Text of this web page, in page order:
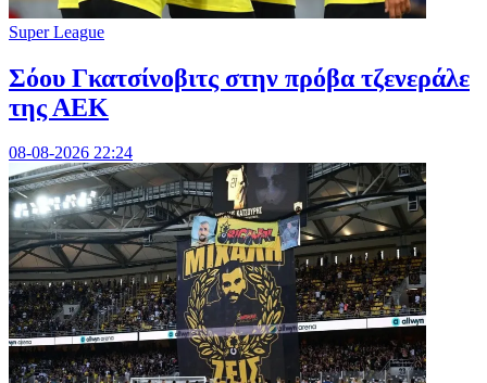
Super League
Σόου Γκατσίνοβιτς στην πρόβα τζενεράλε
της ΑΕΚ
08-08-2026 22:24